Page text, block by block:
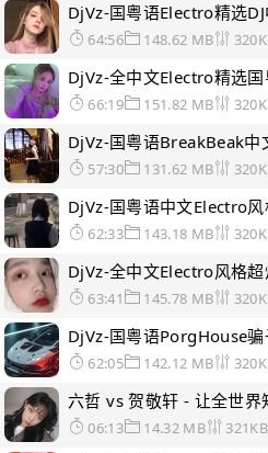
DjVz-国粤语Electro精选
64:56 148.62 MB
DjVz-全中文Electro精选
66:19 151.82 MB
DjVz-国粤语BreakBeak
57:30 131.62 MB
DjVz-国粤语中文Electro
62:33 143.18 MB
DjVz-全中文Electro风格
63:41 145.78 MB
DjVz-国粤语PorgHouse
62:05 142.12 MB
六哲 vs 贺敬轩 - 让全世
06:13 14.32 MB